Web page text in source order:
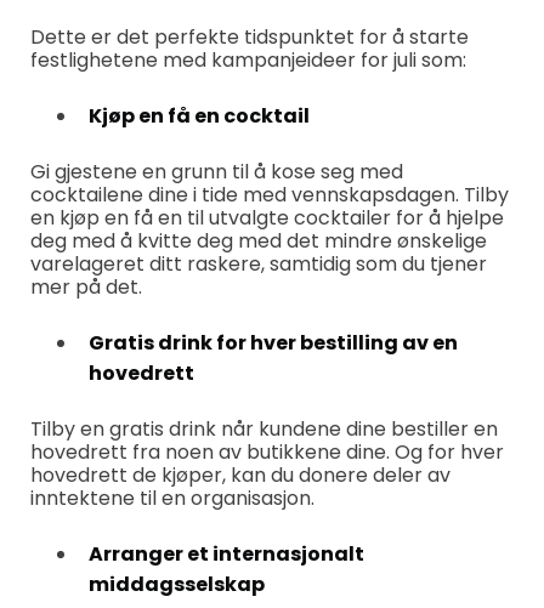
Dette er det perfekte tidspunktet for å starte
festlighetene med kampanjeideer for juli som:
Kjøp en få en cocktail
Gi gjestene en grunn til å kose seg med
cocktailene dine i tide med vennskapsdagen. Tilby
en kjøp en få en til utvalgte cocktailer for å hjelpe
deg med å kvitte deg med det mindre ønskelige
varelageret ditt raskere, samtidig som du tjener
mer på det.
Gratis drink for hver bestilling av en
hovedrett
Tilby en gratis drink når kundene dine bestiller en
hovedrett fra noen av butikkene dine. Og for hver
hovedrett de kjøper, kan du donere deler av
inntektene til en organisasjon.
Arranger et internasjonalt
middagsselskap